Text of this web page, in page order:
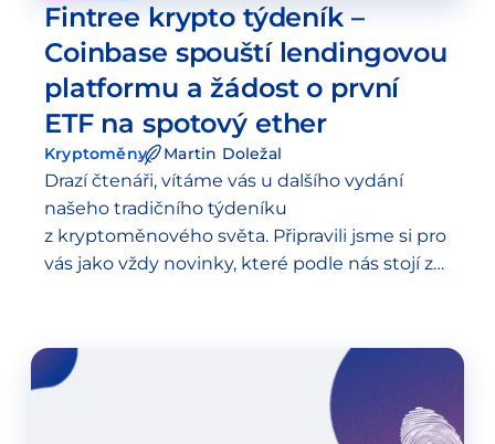
Fintree krypto týdeník –
Coinbase spouští lendingovou
platformu a žádost o první
ETF na spotový ether
Kryptoměny Martin Doležal
Drazí čtenáři, vítáme vás u dalšího vydání
našeho tradičního týdeníku
z kryptoměnového světa. Připravili jsme si pro
vás jako vždy novinky, které podle nás stojí za